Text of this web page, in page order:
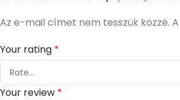
Az e-mail címet nem tesszük közzé.
Your rating *
Your review *